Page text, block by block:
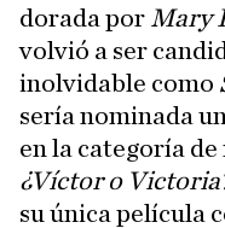
dorada por Mary
volvió a ser
inolvidable como
sería nominada
en la categoría
¿Víctor o
su única película